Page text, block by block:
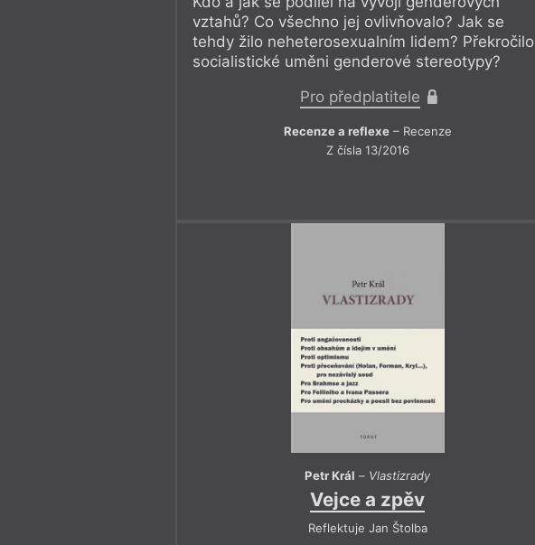
vztahů? Co všechno jej ovlivňovalo? Jak se
tehdy žilo neheterosexualním lidem? Překročilo
socialistické uměni genderové stereotypy?
Pro předplatitele
Recenze a reflexe– Recenze
Z čísla 13/2016
Petr Král – Vlastizrady
Vejce a zpěv
Reflektuje Jan Štolba